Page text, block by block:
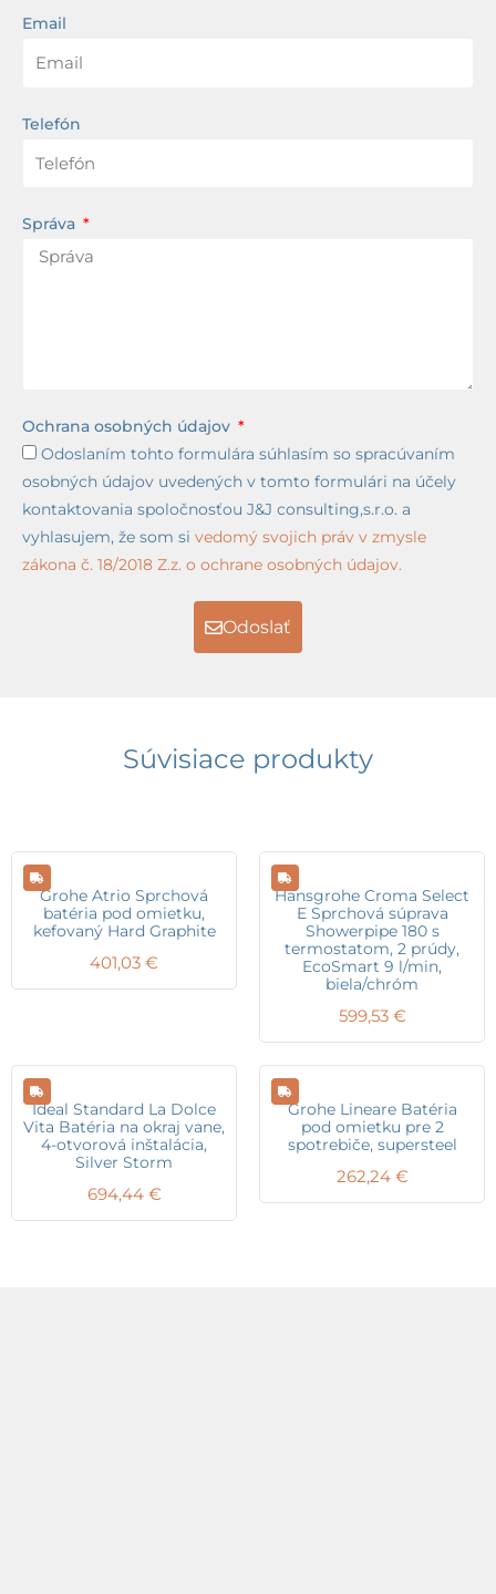
Email
Telefón
Správa
Ochrana osobných údajov
Odoslaním tohto formulára súhlasím so spracúvaním
osobných údajov uvedených v tomto formulári na účely
kontaktovania spoločnosťou J&J consulting,s.r.o. a
vyhlasujem, že som si vedomý svojich práv v zmysle
zákona č. 18/2018 Z.z. o ochrane osobných údajov.
Odoslať
Súvisiace produkty
Grohe Atrio Sprchová
batéria pod omietku,
kefovaný Hard Graphite
401,03 €
Hansgrohe Croma Select
E Sprchová súprava
Showerpipe 180 s
termostatom, 2 prúdy,
EcoSmart 9 l/min,
biela/chróm
599,53 €
Ideal Standard La Dolce
Vita Batéria na okraj vane,
4-otvorová inštalácia,
Silver Storm
694,44 €
Grohe Lineare Batéria
pod omietku pre 2
spotrebiče, supersteel
262,24 €